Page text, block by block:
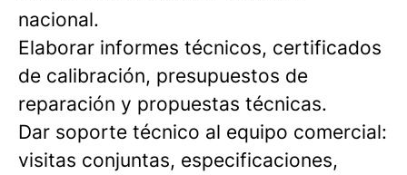
nacional.
Elaborar informes técnicos, certificados
de calibración, presupuestos de
reparación y propuestas técnicas.
Dar soporte técnico al equipo comercial:
visitas conjuntas, especificaciones,